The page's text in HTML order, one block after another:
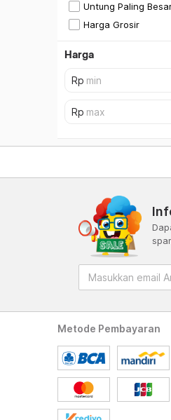
Untung Paling
Harga Grosir
Harga
Metode Pembayaran